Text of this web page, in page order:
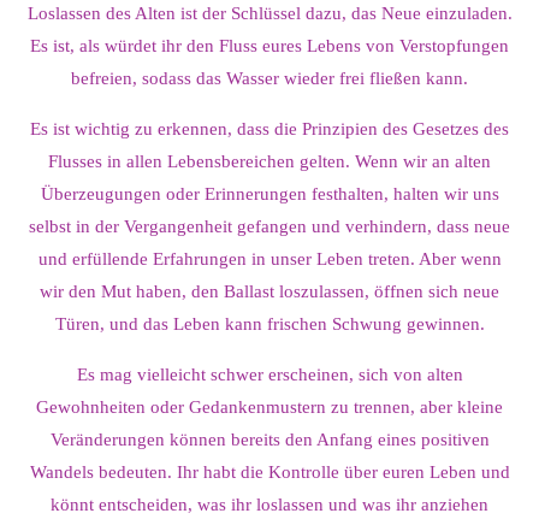
Loslassen des Alten ist der Schlüssel dazu, das Neue einzuladen.
Es ist, als würdet ihr den Fluss eures Lebens von Verstopfungen
befreien, sodass das Wasser wieder frei fließen kann.
Es ist wichtig zu erkennen, dass die Prinzipien des Gesetzes des
Flusses in allen Lebensbereichen gelten. Wenn wir an alten
Überzeugungen oder Erinnerungen festhalten, halten wir uns
selbst in der Vergangenheit gefangen und verhindern, dass neue
und erfüllende Erfahrungen in unser Leben treten. Aber wenn
wir den Mut haben, den Ballast loszulassen, öffnen sich neue
Türen, und das Leben kann frischen Schwung gewinnen.
Es mag vielleicht schwer erscheinen, sich von alten
Gewohnheiten oder Gedankenmustern zu trennen, aber kleine
Veränderungen können bereits den Anfang eines positiven
Wandels bedeuten. Ihr habt die Kontrolle über euren Leben und
könnt entscheiden, was ihr loslassen und was ihr anziehen